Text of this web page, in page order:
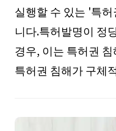
실행할 수 있는 '특
니다.특허발명이 정
경우, 이는 특허권
특허권 침해가 구체